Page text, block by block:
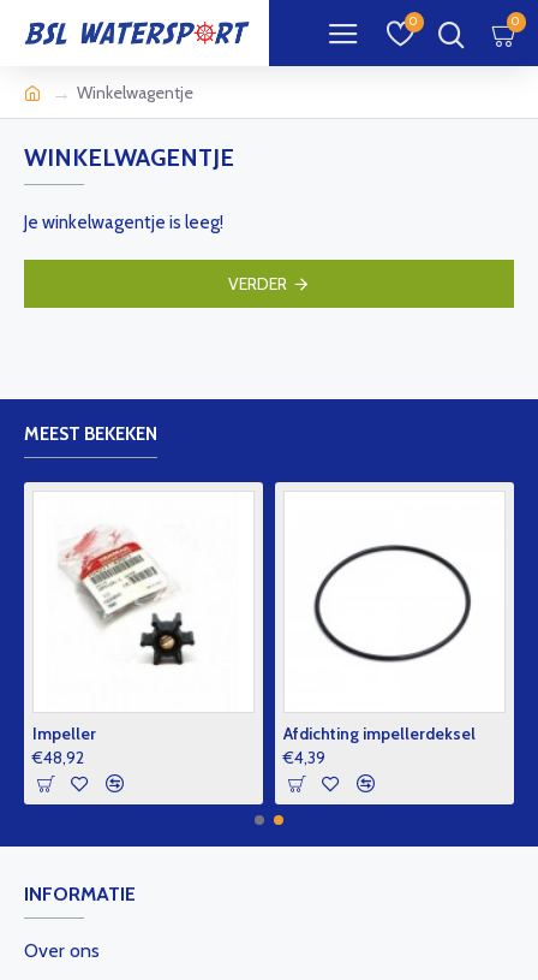
0 0
Winkelwagentje
WINKELWAGENTJE
Je winkelwagentje is leeg!
VERDER
MEEST BEKEKEN
Impeller
€48,92
Afdichting impellerdeksel
€4,39
INFORMATIE
Over ons